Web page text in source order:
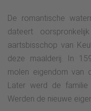
De romantische
dateert
aartsbisschop van
deze maalderij. In
molen eigendom van
Later werd de
Werden de nieuwe